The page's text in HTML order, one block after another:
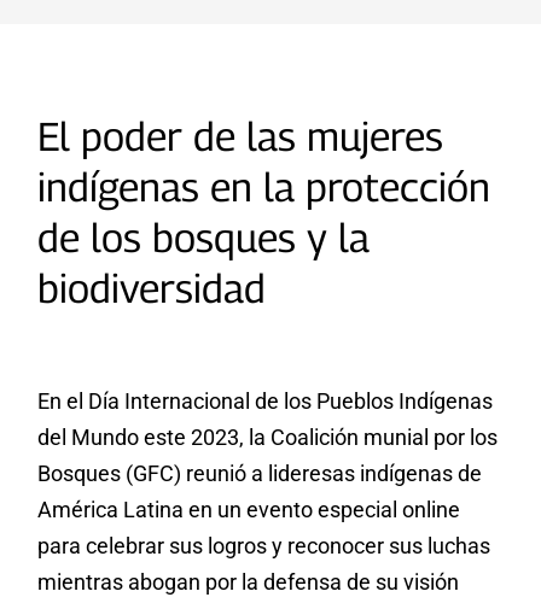
El poder de las mujeres
indígenas en la protección
de los bosques y la
biodiversidad
En el Día Internacional de los Pueblos Indígenas
del Mundo este 2023, la Coalición munial por los
Bosques (GFC) reunió a lideresas indígenas de
América Latina en un evento especial online
para celebrar sus logros y reconocer sus luchas
mientras abogan por la defensa de su visión